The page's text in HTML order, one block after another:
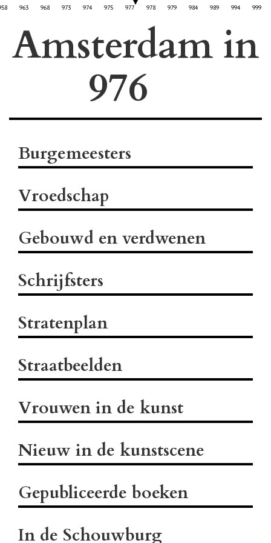
963 968 973 974 975 977 978 979 984 989 994 999
Amsterdam in
Burgemeesters
Vroedschap
Gebouwd en verdwenen
Schrijfsters
Stratenplan
Straatbeelden
Vrouwen in de kunst
Nieuw in de kunstscene
Gepubliceerde boeken
In de Schouwburg